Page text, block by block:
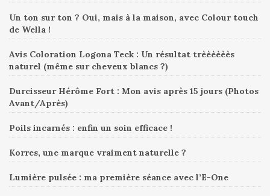
Un ton sur ton ? Oui, mais à la maison, avec Colour touch
de Wella !
Avis Coloration Logona Teck : Un résultat trèèèèèès
naturel (même sur cheveux blancs ?)
Durcisseur Hérôme Fort : Mon avis après 15 jours (Photos
Avant/Après)
Poils incarnés : enfin un soin efficace !
Korres, une marque vraiment naturelle ?
Lumière pulsée : ma première séance avec l’E-One